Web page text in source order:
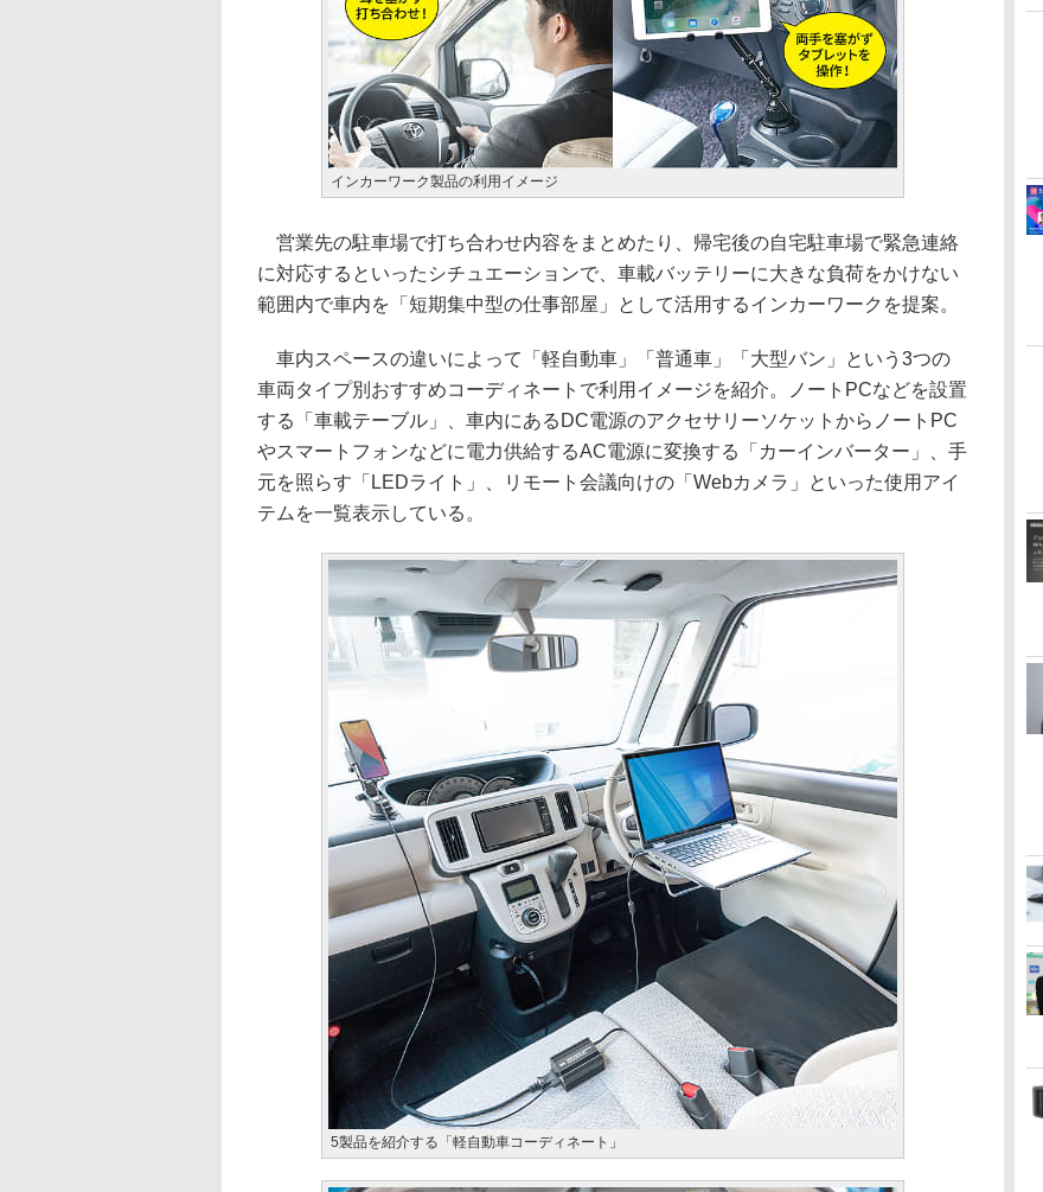
インカーワーク製品の利用イメージ
営業先の駐車場で打ち合わせ内容をまとめたり、帰宅後の自宅駐車場で緊急連絡
に対応するといったシチュエーションで、車載バッテリーに大きな負荷をかけない
範囲内で車内を「短期集中型の仕事部屋」として活用するインカーワークを提案。
車内スペースの違いによって「軽自動車」「普通車」「大型バン」という3つの
車両タイプ別おすすめコーディネートで利用イメージを紹介。ノートPCなどを設置
する「車載テーブル」、車内にあるDC電源のアクセサリーソケットからノートPC
やスマートフォンなどに電力供給するAC電源に変換する「カーインバーター」、手
元を照らす「LEDライト」、リモート会議向けの「Webカメラ」といった使用アイ
テムを一覧表示している。
5製品を紹介する「軽自動車コーディネート」